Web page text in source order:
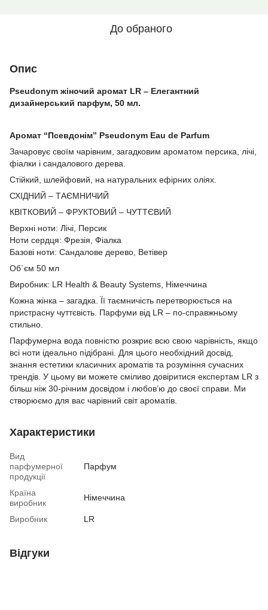
До обраного
Опис
Pseudonym жіночий аромат LR – Елегантний
дизайнерський парфум, 50 мл.
Аромат “Псевдонім” Pseudonym Eau de Parfum
Зачаровує своїм чарівним, загадковим ароматом персика, лічі,
фіалки і сандалового дерева.
Стійкий, шлейфовий, на натуральних ефірних оліях.
СХІДНИЙ – ТАЄМНИЧИЙ
КВІТКОВИЙ – ФРУКТОВИЙ – ЧУТТЄВИЙ
Верхні ноти: Лічі, Персик
Ноти сердця: Фрезія, Фіалка
Базові ноти: Сандалове дерево, Ветівер
Об`єм 50 мл
Виробник: LR Health & Beauty Systems, Німеччина
Кожна жінка – загадка. Її таємничість перетворюється на
пристрасну чуттєвість. Парфуми від LR – по-справжньому
стильно.
Парфумерна вода повністю розкриє всю свою чарівність, якщо
всі ноти ідеально підібрані. Для цього необхідний досвід,
знання естетики класичних ароматів та розуміння сучасних
трендів. У цьому ви можете сміливо довіритися експертам LR з
більш ніж 30-річним досвідом і любов’ю до своєї справи. Ми
створюємо для вас чарівний світ ароматів.
Характеристики
Вид
парфумерної
продукції
Парфум
Країна
виробник
Німеччина
Виробник LR
Відгуки